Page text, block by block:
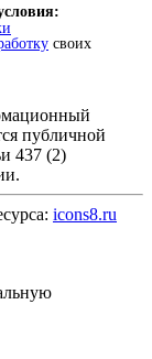
своих
публичной
437 (2)
icons8.ru